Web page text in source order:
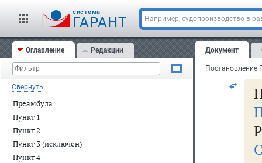
cистема
ГАРАНТ Например, судопроизводство в
Оглавление Редакции
Свернуть
Преамбула
Пункт 1
Пункт 2
Пункт 3 (исключен)
Пункт 4
Документ